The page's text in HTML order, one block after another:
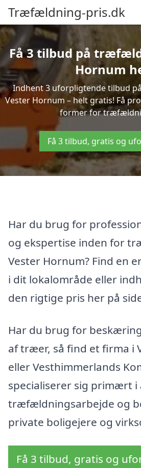
Træfældning-pris.dk
Få 3 tilbud på
Hornum
Indhent 3 uforpligtende tilbud
Vester Hornum – helt gratis! Få
former for
Få 3 tilbud, gratis og
Har du brug for
og ekspertise inden for
Vester Hornum? Find en
i dit lokalområde eller
den rigtige pris her på
Har du brug for
af træer, så find et firma i
eller Vesthimmerlands
specialiserer sig primært i
træfældningsarbejde og
private boligejere og
Få 3 tilbud, gratis og